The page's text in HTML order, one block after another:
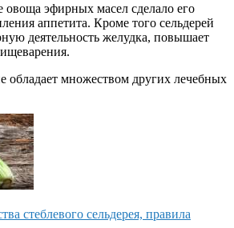
овоща эфирных масел сделало его
аппетита. Кроме того сельдерей
деятельность желудка, повышает
обладает множеством других лечебных
стеблевого сельдерея, правила